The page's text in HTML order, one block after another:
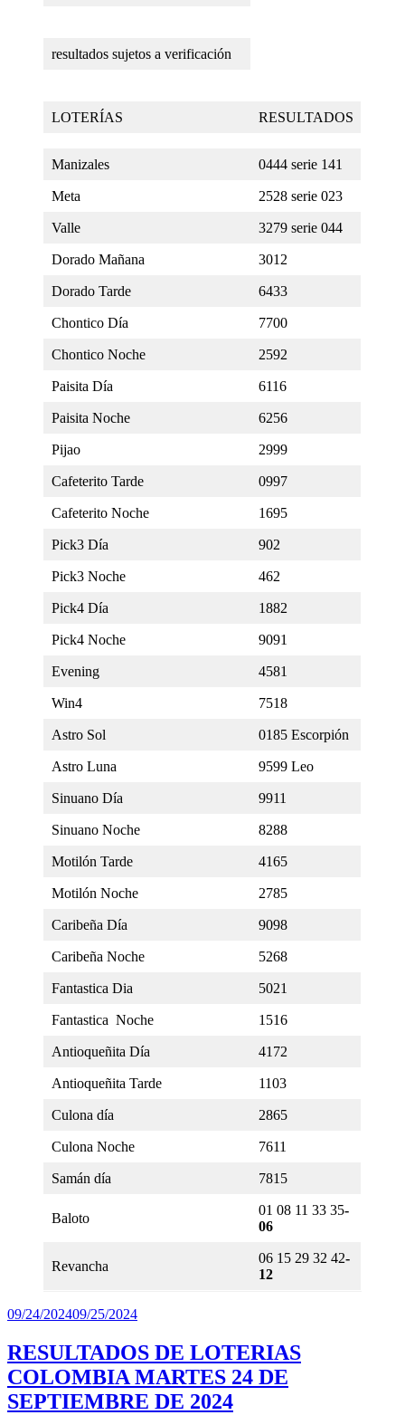
resultados sujetos a verificación
LOTERÍAS RESULTADOS
Manizales 0444 serie 141
Meta 2528 serie 023
Valle 3279 serie 044
Dorado Mañana 3012
Dorado Tarde 6433
Chontico Día 7700
Chontico Noche 2592
Paisita Día 6116
Paisita Noche 6256
Pijao 2999
Cafeterito Tarde 0997
Cafeterito Noche 1695
Pick3 Día 902
Pick3 Noche 462
Pick4 Día 1882
Pick4 Noche 9091
Evening 4581
Win4 7518
Astro Sol 0185 Escorpión
Astro Luna 9599 Leo
Sinuano Día 9911
Sinuano Noche 8288
Motilón Tarde 4165
Motilón Noche 2785
Caribeña Día 9098
Caribeña Noche 5268
Fantastica Dia 5021
Fantastica Noche 1516
Antioqueñita Día 4172
Antioqueñita Tarde 1103
Culona día 2865
Culona Noche 7611
Samán día 7815
Baloto
01 08 11 33 35-
06
Revancha
06 15 29 32 42-
12
Publicado
09/24/202409/25/2024
RESULTADOS DE LOTERIAS
COLOMBIA MARTES 24 DE
SEPTIEMBRE DE 2024